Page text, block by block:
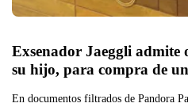
Exsenador Jaeggli admite
su hijo, para compra de
En documentos filtrados de Pandora